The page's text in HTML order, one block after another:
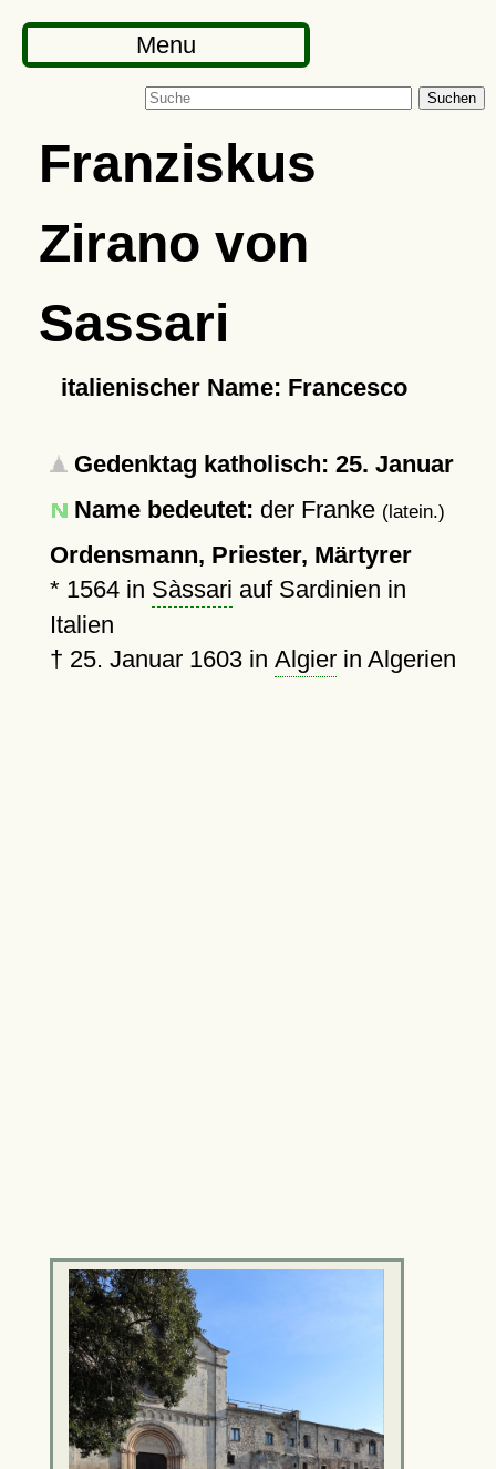
Menu
Suchen
Franziskus
Zirano von
Sassari
italienischer Name: Francesco
Gedenktag katholisch: 25. Januar
Name bedeutet: der Franke (latein.)
Ordensmann, Priester, Märtyrer
* 1564in Sàssari auf Sardinien in
Italien
† 25. Januar 1603in Algierin Algerien